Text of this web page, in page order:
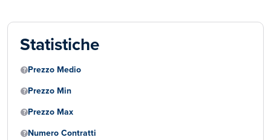
Statistiche
Prezzo Medio
Prezzo Min
Prezzo Max
Numero Contratti